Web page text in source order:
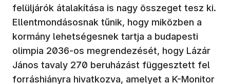
felüljárók átalakítása is nagy összeget tesz ki.
Ellentmondásosnak tűnik, hogy miközben a
kormány lehetségesnek tartja a budapesti
olimpia 2036-os megrendezését, hogy Lázár
János tavaly 270 beruházást függesztett fel
forráshiányra hivatkozva, amelyet a K-Monitor